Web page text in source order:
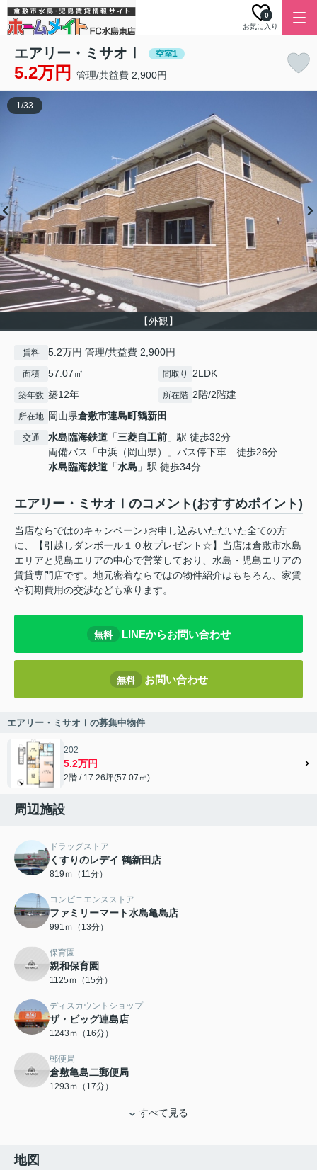
お気に入り
0
エアリー・ミサオⅠ 空室1
5.2万円 管理/共益費 2,900円
【外観】
1/33
賃料 5.2万円 管理/共益費 2,900円
面積 57.07㎡ 間取り 2LDK
築年数 築12年 所在階 2階/2階建
所在地 岡山県倉敷市連島町鶴新田
交通 水島臨海鉄道 「三菱自工前 」駅 徒歩32分
両備バス「中浜（岡山県）」バス停下車 徒歩26分
水島臨海鉄道 「水島 」駅 徒歩34分
エアリー・ミサオⅠのコメント(おすすめポイント)
当店ならではのキャンペーン♪お申し込みいただいた全ての方
に、【引越しダンボール１０枚プレゼント☆】当店は倉敷市水島
エリアと児島エリアの中心で営業しており、水島・児島エリアの
賃貸専門店です。地元密着ならではの物件紹介はもちろん、家賃
や初期費用の交渉なども承ります。
無料 LINEからお問い合わせ
無料 お問い合わせ
エアリー・ミサオⅠの募集中物件
202
5.2万円
2階 / 17.26坪(57.07㎡)
周辺施設
ドラッグストア
くすりのレデイ 鶴新田店
819ｍ（11分）
コンビニエンスストア
ファミリーマート水島亀島店
991ｍ（13分）
保育園
親和保育園
1125ｍ（15分）
ディスカウントショップ
ザ・ビッグ連島店
1243ｍ（16分）
郵便局
倉敷亀島二郵便局
1293ｍ（17分）
すべて見る
地図